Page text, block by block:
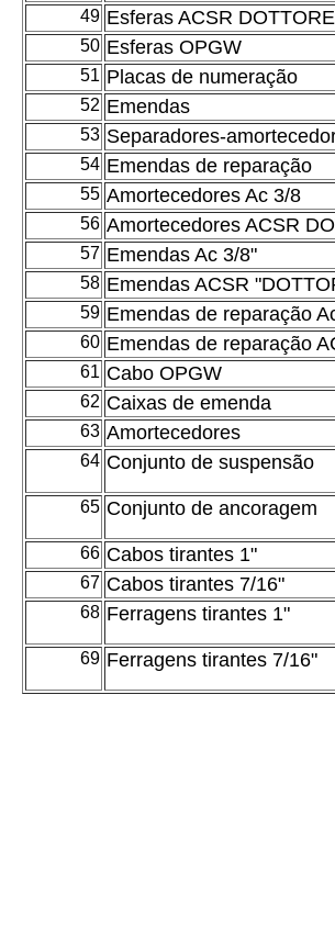
49 Esferas ACSR
50 Esferas OPGW
51 Placas de numeração
52 Emendas
53 Separadores-
54 Emendas de reparação
55 Amortecedores Ac 3/8
56 Amortecedores ACSR
57 Emendas Ac 3/8"
58 Emendas ACSR
59 Emendas de reparação
60 Emendas de reparação
61 Cabo OPGW
62 Caixas de emenda
63 Amortecedores
64 Conjunto de suspensão
65 Conjunto de ancoragem
66 Cabos tirantes 1"
67 Cabos tirantes 7/16"
68 Ferragens tirantes 1"
69 Ferragens tirantes 7/16"